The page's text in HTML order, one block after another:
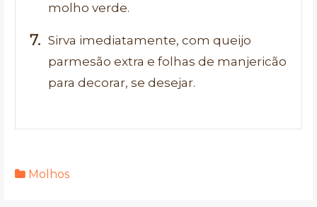
molho verde.
Sirva imediatamente, com queijo
parmesão extra e folhas de manjericão
para decorar, se desejar.
Molhos